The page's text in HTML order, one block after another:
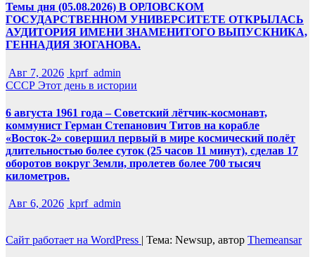
Темы дня (05.08.2026) В ОРЛОВСКОМ
ГОСУДАРСТВЕННОМ УНИВЕРСИТЕТЕ ОТКРЫЛАСЬ
АУДИТОРИЯ ИМЕНИ ЗНАМЕНИТОГО ВЫПУСКНИКА,
ГЕННАДИЯ ЗЮГАНОВА.
Авг 7, 2026 kprf_admin
СССР Этот день в истории
6 августа 1961 года – Советский лётчик-космонавт,
коммунист Герман Степанович Титов на корабле
«Восток-2» совершил первый в мире космический полёт
длительностью более суток (25 часов 11 минут), сделав 17
оборотов вокруг Земли, пролетев более 700 тысяч
километров.
Авг 6, 2026 kprf_admin
Сайт работает на WordPress | Тема: Newsup, автор Themeansar